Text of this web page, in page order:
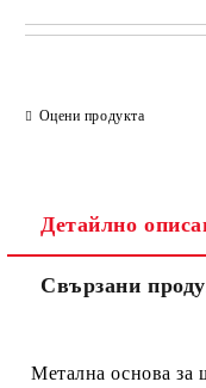
Оцени продукта
Детайлно
Свързани
Метална основа за